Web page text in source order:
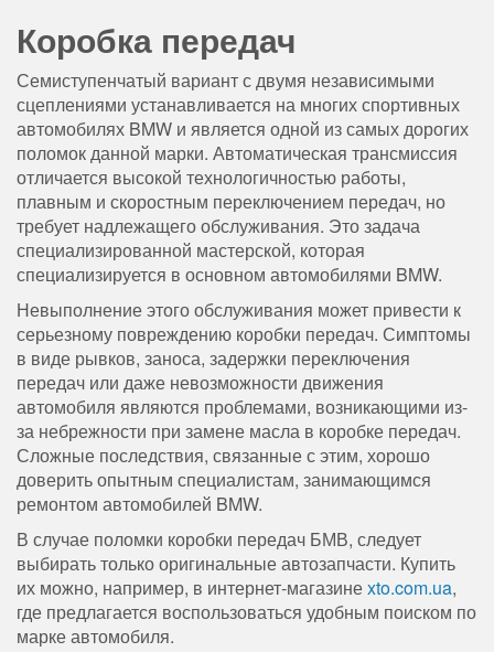
Коробка передач
Семиступенчатый вариант с двумя независимыми
сцеплениями устанавливается на многих спортивных
автомобилях BMW и является одной из самых дорогих
поломок данной марки. Автоматическая трансмиссия
отличается высокой технологичностью работы,
плавным и скоростным переключением передач, но
требует надлежащего обслуживания. Это задача
специализированной мастерской, которая
специализируется в основном автомобилями BMW.
Невыполнение этого обслуживания может привести к
серьезному повреждению коробки передач. Симптомы
в виде рывков, заноса, задержки переключения
передач или даже невозможности движения
автомобиля являются проблемами, возникающими из-
за небрежности при замене масла в коробке передач.
Сложные последствия, связанные с этим, хорошо
доверить опытным специалистам, занимающимся
ремонтом автомобилей BMW.
В случае поломки коробки передач БМВ, следует
выбирать только оригинальные автозапчасти. Купить
их можно, например, в интернет-магазинеxto.com.ua,
где предлагается воспользоваться удобным поиском по
марке автомобиля.